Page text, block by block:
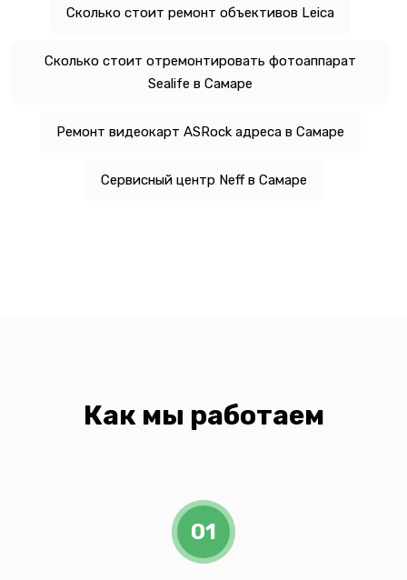
Сколько стоит ремонт объективов Leica
Сколько стоит отремонтировать фотоаппарат
Sealife в Самаре
Ремонт видеокарт ASRock адреса в Самаре
Сервисный центр Neff в Самаре
Как мы работаем
01